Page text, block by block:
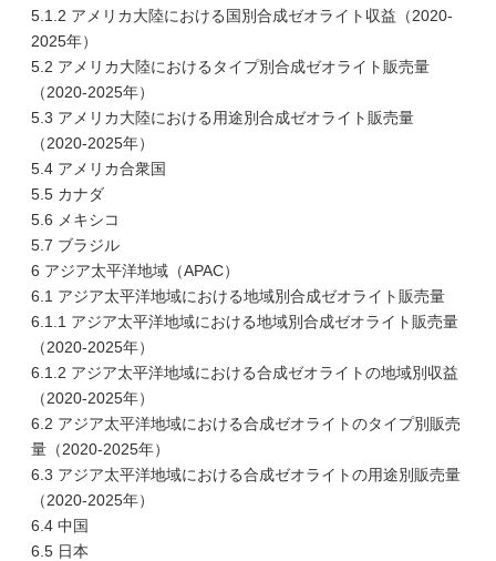
5.1.2 アメリカ大陸における国別合成ゼオライト収益（2020-
2025年）
5.2 アメリカ大陸におけるタイプ別合成ゼオライト販売量
（2020-2025年）
5.3 アメリカ大陸における用途別合成ゼオライト販売量
（2020-2025年）
5.4 アメリカ合衆国
5.5 カナダ
5.6 メキシコ
5.7 ブラジル
6 アジア太平洋地域（APAC）
6.1 アジア太平洋地域における地域別合成ゼオライト販売量
6.1.1 アジア太平洋地域における地域別合成ゼオライト販売量
（2020-2025年）
6.1.2 アジア太平洋地域における合成ゼオライトの地域別収益
（2020-2025年）
6.2 アジア太平洋地域における合成ゼオライトのタイプ別販売
量（2020-2025年）
6.3 アジア太平洋地域における合成ゼオライトの用途別販売量
（2020-2025年）
6.4 中国
6.5 日本